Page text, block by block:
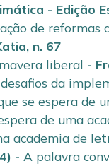
- Edição
de reformas
, n. 67
liberal -
da
se espera de
de uma
academia de
-A palavra